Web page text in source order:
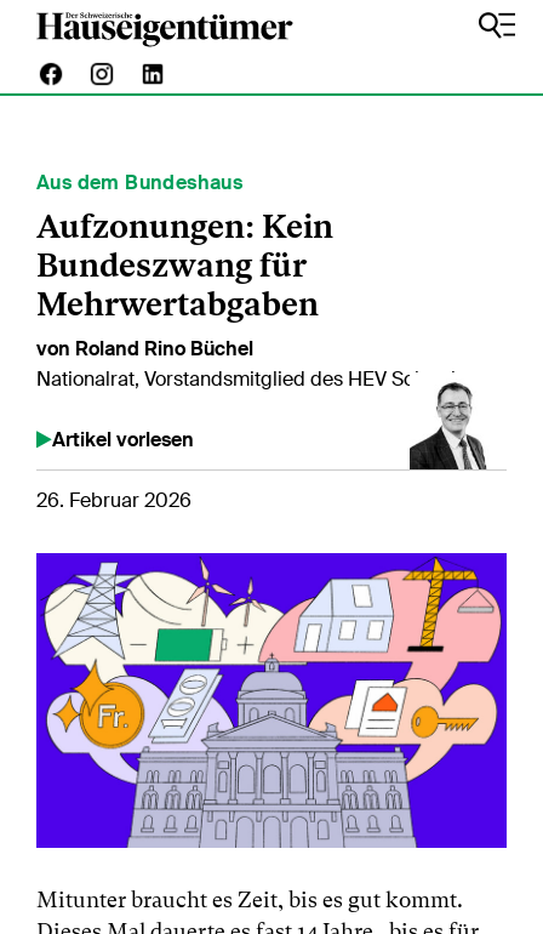
Aus dem Bundeshaus
Aufzonungen: Kein
Bundeszwang für
Mehrwertabgaben
von Roland Rino Büchel
Nationalrat, Vorstandsmitglied des HEV Schweiz
Artikel vorlesen
26. Februar 2026
Mitunter braucht es Zeit, bis es gut kommt.